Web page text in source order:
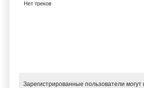
Нет треков
Зарегистрированные пользователи